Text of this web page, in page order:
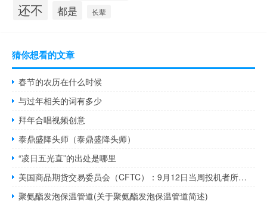
还不 都是 长辈
猜你想看的文章
春节的农历在什么时候
与过年相关的词有多少
拜年合唱视频创意
泰鼎盛降头师（泰鼎盛降头师）
“凌日五光直”的出处是哪里
美国商品期货交易委员会（CFTC）：9月12日当周投机者所持布伦特和WTI原油净多头头寸增加43,131手合约至494,888手合约创15个月新高
聚氨酯发泡保温管道(关于聚氨酯发泡保温管道简述)